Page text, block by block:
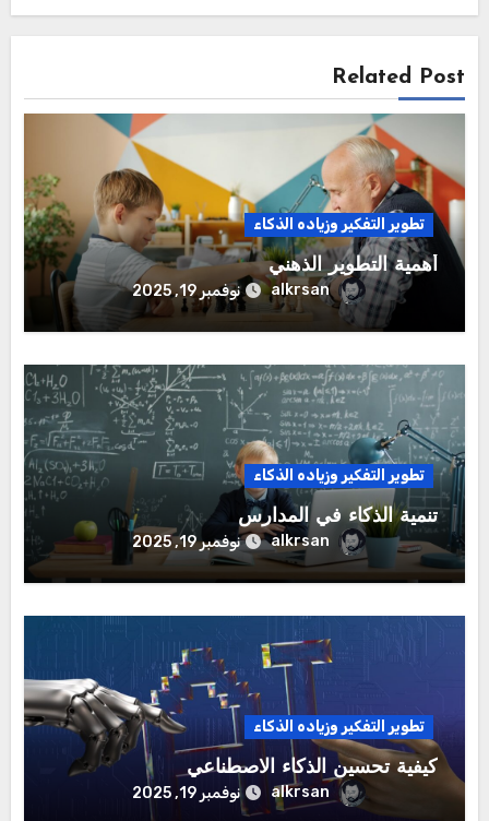
Related Post
تطوير التفكير وزياده الذكاء
أهمية التطوير الذهني
alkrsan نوفمبر 19, 2025
تطوير التفكير وزياده الذكاء
تنمية الذكاء في المدارس
alkrsan نوفمبر 19, 2025
تطوير التفكير وزياده الذكاء
كيفية تحسين الذكاء الاصطناعي
alkrsan نوفمبر 19, 2025